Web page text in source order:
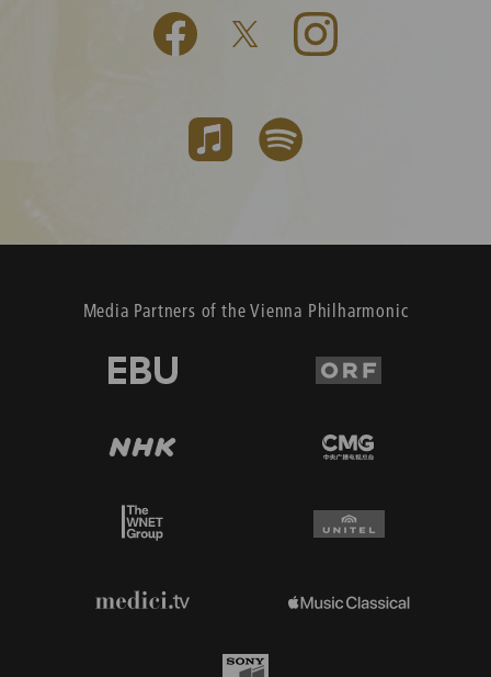
Media Partners of the Vienna Philharmonic